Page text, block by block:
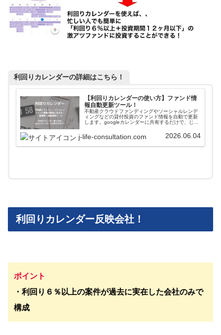
利回りカレンダーの詳細はこちら！
【利回りカレンダーの使い方】ファンド情
報自動更新ツール！
不動産クラウドファンディングやソーシャルレンデ
ィングなどの貸付投資のファンド情報を自動で更新
します。googleカレンダーに共有するだけで、じぇ
自動更新されます。使い方や導入方法を解説してい
ます。
j-life-consultation.com 2026.06.04
利回りカレンダー反映会社！
ポイント
・利回り６％以上の案件が過去に実在した会社のみで
構成